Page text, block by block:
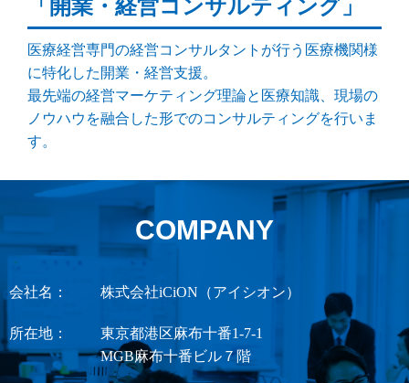
「開業・経営コンサルティング」
医療経営専門の経営コンサルタントが行う医療機関様
に特化した開業・経営支援。
最先端の経営マーケティング理論と医療知識、現場の
ノウハウを融合した形でのコンサルティングを行いま
す。
COMPANY
会社名： 株式会社iCiON（アイシオン）
所在地：
東京都港区麻布十番1-7-1
MGB麻布十番ビル７階